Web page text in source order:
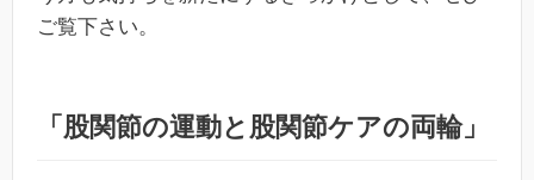
ご覧下さい。
「股関節の運動と股関節ケアの両輪」